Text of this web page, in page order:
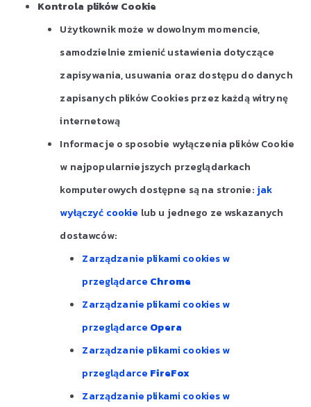
Kontrola plików Cookie
Użytkownik może w dowolnym momencie,
samodzielnie zmienić ustawienia dotyczące
zapisywania, usuwania oraz dostępu do danych
zapisanych plików Cookies przez każdą witrynę
internetową
Informacje o sposobie wyłączenia plików Cookie
w najpopularniejszych przeglądarkach
komputerowych dostępne są na stronie: jak
wyłączyć cookie lub u jednego ze wskazanych
dostawców:
Zarządzanie plikami cookies w
przeglądarce Chrome
Zarządzanie plikami cookies w
przeglądarce Opera
Zarządzanie plikami cookies w
przeglądarce FireFox
Zarządzanie plikami cookies w